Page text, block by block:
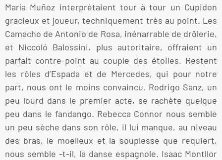
María Muñoz interprétaient tour à tour un Cupidon
gracieux et joueur, techniquement très au point. Les
Camacho de Antonio de Rosa, inénarrable de drôlerie,
et Niccoló Balossini, plus autoritaire, offraient un
parfait contre-point au couple des étoiles. Restent
les rôles d’Espada et de Mercedes, qui pour notre
part, nous ont le moins convaincu. Rodrigo Sanz, un
peu lourd dans le premier acte, se rachète quelque
peu dans le fandango. Rebecca Connor nous semble
un peu sèche dans son rôle, il lui manque, au niveau
des bras, le moelleux et la souplesse que requiert,
nous semble -t-il, la danse espagnole. Isaac Montllor